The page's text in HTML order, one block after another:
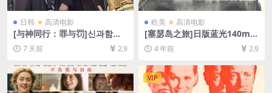
日韩 高清电影
[与神同行：罪与罚]신과함께-
죄와 벌 (2017)[百度网盘+夸
克网盘1080P超清未删减资源]
5GB][中文字幕]
7 天前 2.9
欧美 高清电影
[塞瑟岛之旅]日版蓝光140min
Ταξίδι στα Κύθηρα (1984)
[百度网盘+夸克网盘+迅雷云
4/8.1GB][原声中字]
4 年前 2.9
VIP